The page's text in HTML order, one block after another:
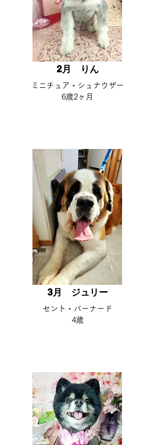
2月 ​りん
​ミニチュア・シュナウザー
6歳2ヶ月
3月 ​ジュリー
​セント・バーナード
4歳